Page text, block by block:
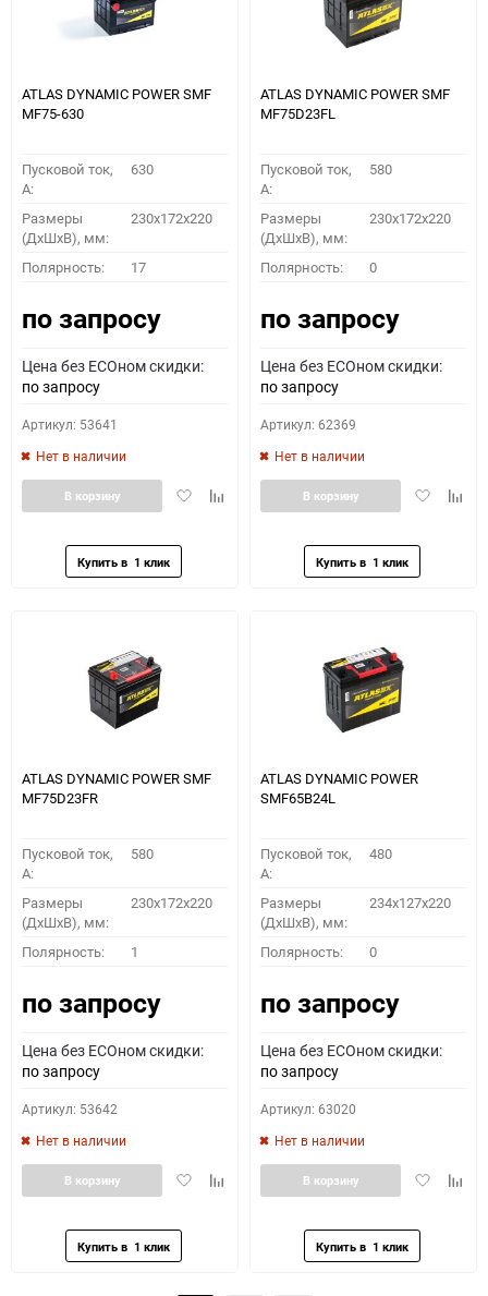
ATLAS DYNAMIC POWER SMF
MF75-630
Пусковой ток,
A:
630
Размеры
(ДхШхВ), мм:
230x172x220
Полярность: 17
по запросу
Цена без ECOном скидки:
по запросу
Артикул: 53641
Нет в наличии
ДобавитьДобавить
В корзину
ATLAS DYNAMIC POWER SMF
MF75D23FL
Пусковой ток,
A:
580
Размеры
(ДхШхВ), мм:
230x172x220
Полярность: 0
по запросу
Цена без ECOном скидки:
по запросу
Артикул: 62369
Нет в наличии
Добавить
В корзину
ATLAS DYNAMIC POWER SMF
MF75D23FR
Пусковой ток,
A:
580
Размеры
(ДхШхВ), мм:
230x172x220
Полярность: 1
по запросу
Цена без ECOном скидки:
по запросу
Артикул: 53642
Нет в наличии
ДобавитьДобавить
В корзину
ATLAS DYNAMIC POWER
SMF65B24L
Пусковой ток,
A:
480
Размеры
(ДхШхВ), мм:
234x127x220
Полярность: 0
по запросу
Цена без ECOном скидки:
по запросу
Артикул: 63020
Нет в наличии
Добавить
В корзину